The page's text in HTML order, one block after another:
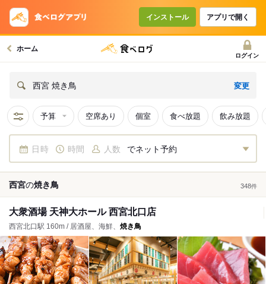
インストール アプリで開く
ホーム
ログイン
西宮 焼き鳥 変更
予算 空席あり 個室 食べ放題 飲み放題
日時 時間 人数 でネット予約
西宮の焼き鳥 348件
大衆酒場 天神大ホール 西宮北口店
西宮北口駅 160m / 居酒屋、海鮮、 焼き鳥